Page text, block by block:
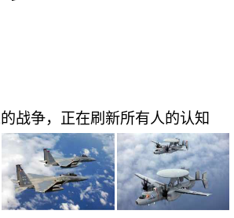
战争，正在刷新所有人的认知